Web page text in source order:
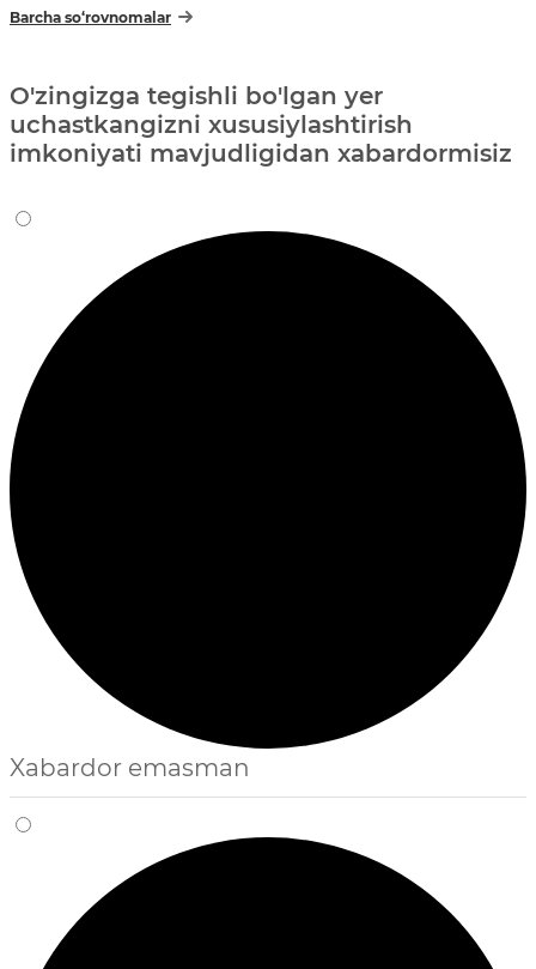
Barcha so‘rovnomalar
O'zingizga tegishli bo'lgan yer
uchastkangizni xususiylashtirish
imkoniyati mavjudligidan xabardormisiz
Xabardor emasman